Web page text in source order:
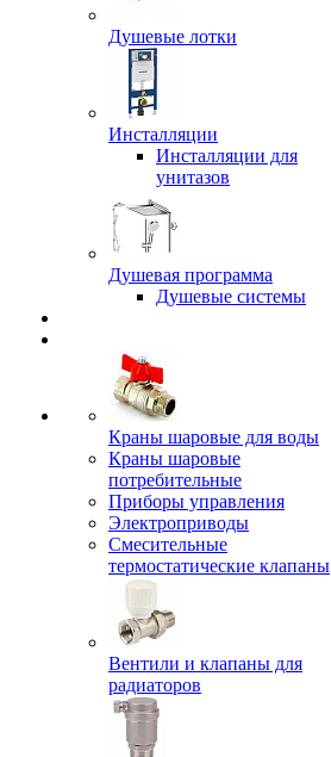
Душевые лотки
Инсталляции
Инсталляции для
унитазов
Душевая программа
Душевые системы
Краны шаровые для воды
Краны шаровые
потребительные
Приборы управления
Электроприводы
Смесительные
термостатические клапаны
Вентили и клапаны для
радиаторов